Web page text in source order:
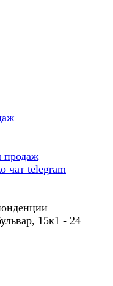
продаж
чат telegram
15к1 - 24